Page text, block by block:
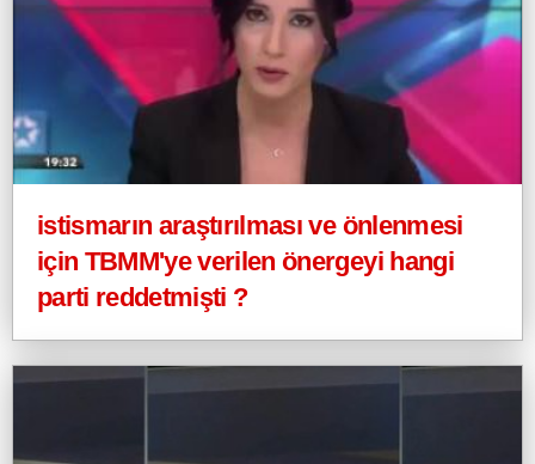
istismarın araştırılması ve önlenmesi
için TBMM'ye verilen önergeyi hangi
parti reddetmişti ?